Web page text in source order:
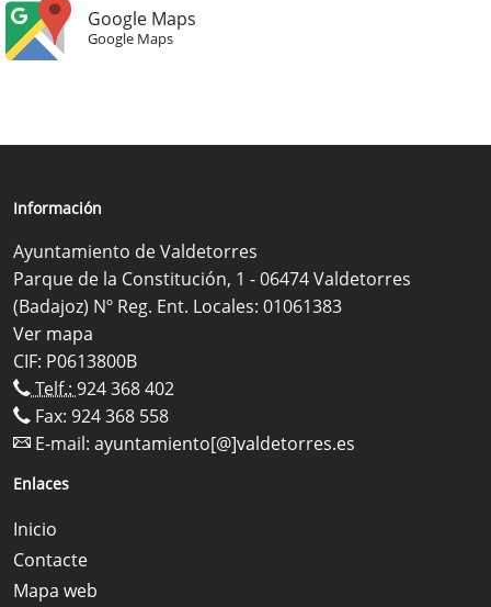
Google Maps
Google Maps
Información
Ayuntamiento de Valdetorres
Parque de la Constitución, 1 - 06474 Valdetorres
(Badajoz) Nº Reg. Ent. Locales: 01061383
Ver mapa
CIF: P0613800B
Telf.: 924 368 402
Fax: 924 368 558
E-mail: ayuntamiento[@]valdetorres.es
Enlaces
Inicio
Contacte
Mapa web